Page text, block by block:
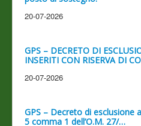
20-07-2026
GPS – DECRETO DI
INSERITI CON RISERVA DI
20-07-2026
GPS – Decreto di esclusione
5 comma 1 dell’O.M. 27/…